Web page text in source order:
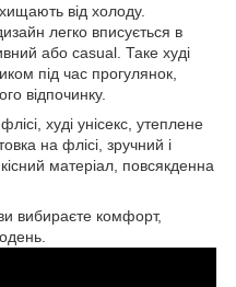
від холоду.
легко вписується в
або casual. Таке худі
під час прогулянок,
відпочинку.
худі унісекс, утеплене
на флісі, зручний і
матеріал, повсякденна
вибираєте комфорт,